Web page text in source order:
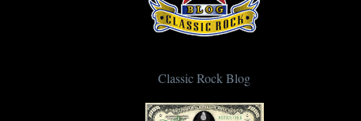
Classic Rock Blog